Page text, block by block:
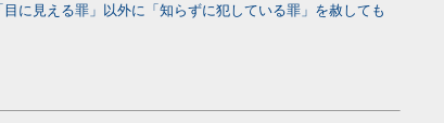
に見える罪」以外に「知らずに犯している罪」を赦しても